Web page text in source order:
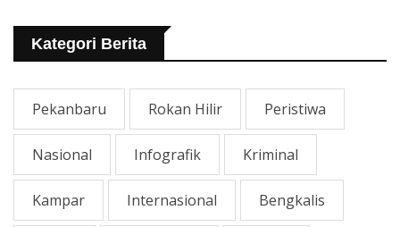
Kategori Berita
Pekanbaru Rokan Hilir Peristiwa
Nasional Infografik Kriminal
Kampar Internasional Bengkalis